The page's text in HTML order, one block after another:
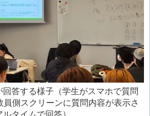
答する様子（学生がスマホで質問
側スクリーンに質問内容が表示さ